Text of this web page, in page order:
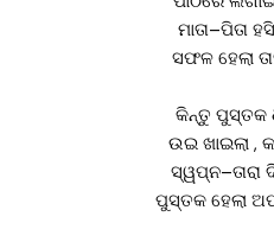
ମାତା–ପିତା
ସଫଳ ହେଲା
କିନ୍ତୁ ପୁସ୍ତକ
ଉଇ ଖାଇଲା ,
ସ୍ୱପ୍ନ–ତାରା
ପୁସ୍ତକ ହେଲା